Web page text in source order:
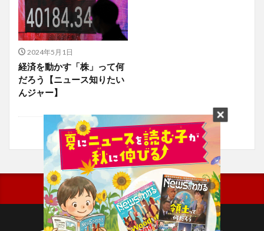
2024年5月1日
経済を動かす「株」って何
だろう【ニュース知りたい
んジャー】